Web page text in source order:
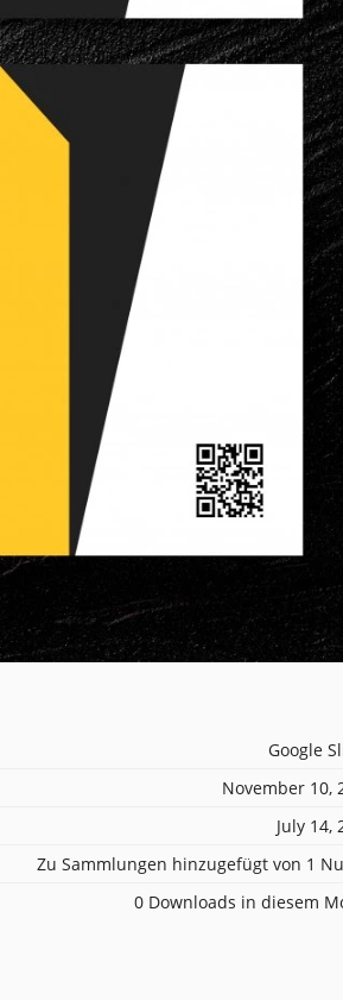
Google
November 10,
July 14,
Zu Sammlungen hinzugefügt von 1
0 Downloads in diesem